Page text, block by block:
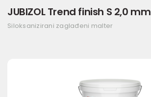
JUBIZOL Trend finish S 2,0 mm
Siloksanizirani zaglađeni malter